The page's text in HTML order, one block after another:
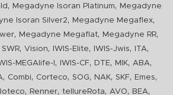
, Megadyne Isoran Platinum,
Megadyne
Isoran Silver2, Megadyne Megaflex,
, Megadyne Megaflat, Megadyne RR,
SWR, Vision, IWIS-Elite, IWIS-Jwis, ITA,
MEGAlife-I , IWIS-CF, DTE, MIK, ABA,
, Combi, Corteco, SOG, NAK, SKF, Emes,
, Renner, tellureRota, AVO, BEA,